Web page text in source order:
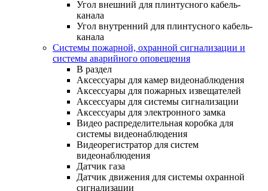
Угол внешний для плинтусного кабель-
канала
Угол внутренний для плинтусного кабель-
канала
Системы пожарной, охранной сигнализации и
системы аварийного оповещения
В раздел
Аксессуары для камер видеонаблюдения
Аксессуары для пожарных извещателей
Аксессуары для системы сигнализации
Аксессуары для электронного замка
Видео распределительная коробка для
системы видеонаблюдения
Видеорегистратор для систем
видеонаблюдения
Датчик газа
Датчик движения для системы охранной
сигнализации